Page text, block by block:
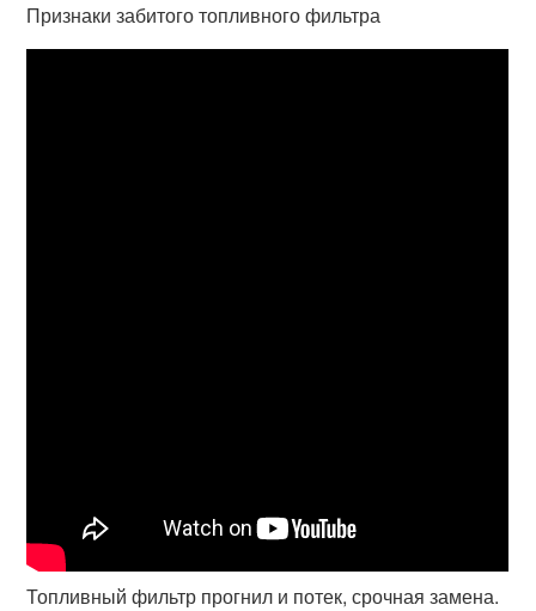
Признаки забитого топливного фильтра
Топливный фильтр прогнил и потек, срочная замена.